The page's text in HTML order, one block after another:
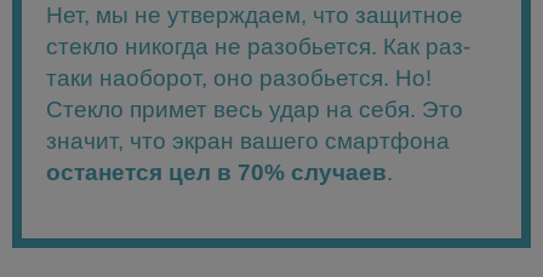
Нет, мы не утверждаем, что защитное
стекло никогда не разобьется. Как раз-
таки наоборот, оно разобьется. Но!
Стекло примет весь удар на себя. Это
значит, что экран вашего смартфона
останется цел в 70% случаев.